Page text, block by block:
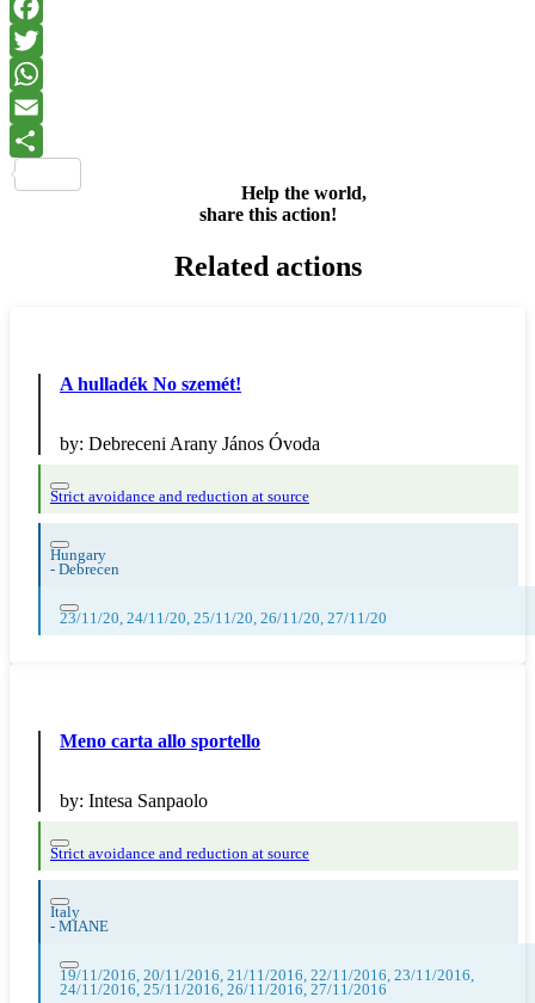
Help the world,
share this action!
Related actions
A hulladék No szemét!
by: Debreceni Arany János Óvoda
Strict avoidance and reduction at source
Hungary
- Debrecen
23/11/20, 24/11/20, 25/11/20, 26/11/20, 27/11/20
Meno carta allo sportello
by: Intesa Sanpaolo
Strict avoidance and reduction at source
Italy
- MIANE
19/11/2016, 20/11/2016, 21/11/2016, 22/11/2016, 23/11/2016,
24/11/2016, 25/11/2016, 26/11/2016, 27/11/2016